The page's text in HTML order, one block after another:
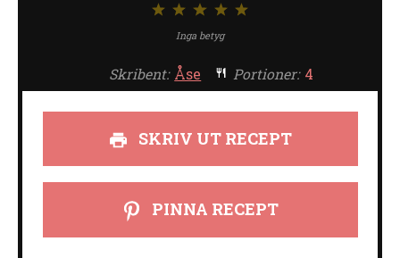
4
3
stjärnor
stjärnor
stjärna
Inga betyg
Skribent: Åse Portioner: 4
SKRIV UT RECEPT
PINNA RECEPT